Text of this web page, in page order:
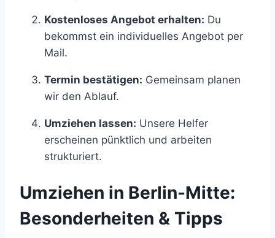
Kostenloses Angebot erhalten: Du
bekommst ein individuelles Angebot per
Mail.
Termin bestätigen: Gemeinsam planen
wir den Ablauf.
Umziehen lassen: Unsere Helfer
erscheinen pünktlich und arbeiten
strukturiert.
Umziehen in Berlin-Mitte:
Besonderheiten & Tipps